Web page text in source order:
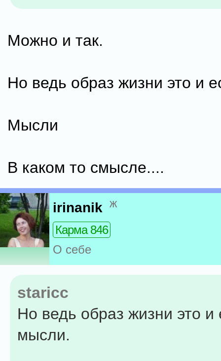
Можно и так.
Но ведь образ жизни это и
Мысли
В каком то смысле....
irinanik ж
Карма 846
О себе
staricc
Но ведь образ жизни это и
мысли.